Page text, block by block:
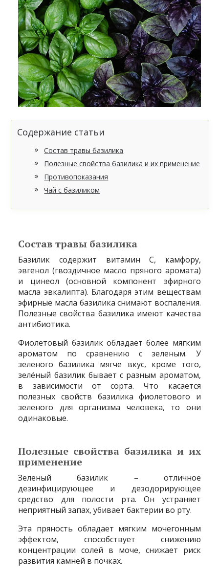
Содержание статьи
Состав травы базилика
Полезные свойства базилика и их применение
Противопоказания
Чай с базиликом
Состав травы базилика
Базилик содержит витамин С, камфору,
эвгенол (гвоздичное масло пряного аромата)
и цинеол (основной компонент эфирного
масла эвкалипта). Благодаря этим веществам
эфирные масла базилика снимают воспаления.
Полезные свойства базилика имеют качества
антибиотика.
Фиолетовый базилик обладает более мягким
ароматом по сравнению с зеленым. У
зеленого базилика мягче вкус, кроме того,
зелёный базилик бывает с разным ароматом,
в зависимости от сорта. Что касается
полезных свойств базилика фиолетового и
зеленого для организма человека, то они
одинаковые.
Полезные свойства базилика и их
применение
Зеленый базилик – отличное
дезинфицирующее и дезодорирующее
средство для полости рта. Он устраняет
неприятный запах, убивает бактерии во рту.
Эта пряность обладает мягким мочегонным
эффектом, способствует снижению
концентрации солей в моче, снижает риск
развития камней в почках.